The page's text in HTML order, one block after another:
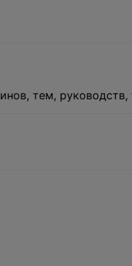
тем,